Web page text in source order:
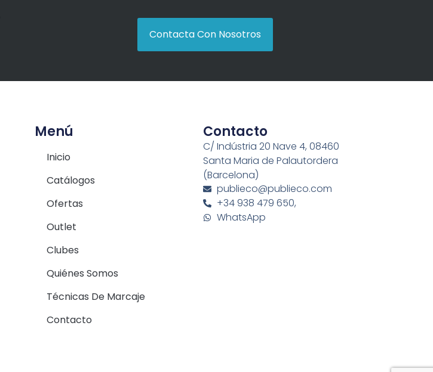
Contacta Con Nosotros
Menú
Inicio
Catálogos
Ofertas
Outlet
Clubes
Quiénes Somos
Técnicas De Marcaje
Contacto
Contacto
C/ Indústria 20 Nave 4, 08460
Santa Maria de Palautordera
(Barcelona)
publieco@publieco.com
+34 938 479 650,
WhatsApp